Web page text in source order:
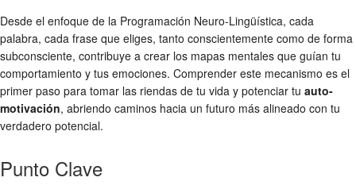
Desde el enfoque de la Programación Neuro-Lingüística, cada
palabra, cada frase que eliges, tanto conscientemente como de forma
subconsciente, contribuye a crear los mapas mentales que guían tu
comportamiento y tus emociones. Comprender este mecanismo es el
primer paso para tomar las riendas de tu vida y potenciar tu auto-
motivación, abriendo caminos hacia un futuro más alineado con tu
verdadero potencial.
Punto Clave